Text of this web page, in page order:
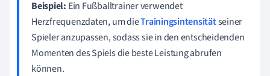
Beispiel: Ein Fußballtrainer verwendet
Herzfrequenzdaten, um dieTrainingsintensitätseiner
Spieler anzupassen, sodass sie in den entscheidenden
Momenten des Spiels die beste Leistung abrufen
können.